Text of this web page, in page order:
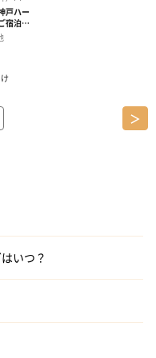
＞
いつ？